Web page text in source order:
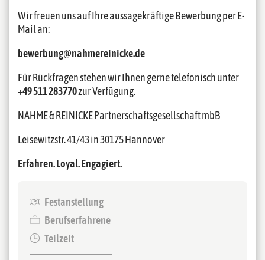
Wir freuen uns auf Ihre aussagekräftige Bewerbung per E-
Mail an:
bewerbung@nahmereinicke.de
Für Rückfragen stehen wir Ihnen gerne telefonisch unter
+49 511 283770zur Verfügung.
NAHME & REINICKE Partnerschaftsgesellschaft mbB
Leisewitzstr. 41/43 in 30175 Hannover
Erfahren. Loyal. Engagiert.
Festanstellung
Berufserfahrene
Teilzeit